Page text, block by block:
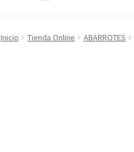
Inicio Tienda Online ABARROTES